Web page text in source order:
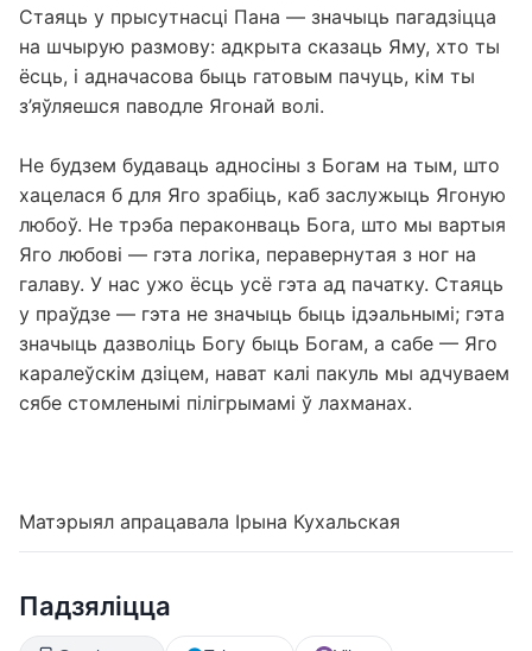
Стаяць у прысутнасці Пана — значыць пагадзіцца
на шчырую размову: адкрыта сказаць Яму, хто ты
ёсць, і адначасова быць гатовым пачуць, кім ты
з’яўляешся паводле Ягонай волі.
Не будзем будаваць адносіны з Богам на тым, што
хацелася б для Яго зрабіць, каб заслужыць Ягоную
любоў. Не трэба пераконваць Бога, што мы вартыя
Яго любові — гэта логіка, перавернутая з ног на
галаву. У нас ужо ёсць усё гэта ад пачатку. Стаяць
у праўдзе — гэта не значыць быць ідэальнымі; гэта
значыць дазволіць Богу быць Богам, а сабе — Яго
каралеўскім дзіцем, нават калі пакуль мы адчуваем
сябе стомленымі пілігрымамі ў лахманах.
Матэрыял апрацавала Ірына Кухальская
Падзяліцца